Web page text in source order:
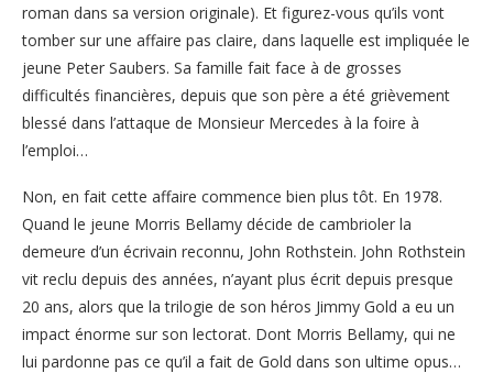
roman dans sa version originale). Et figurez-vous qu’ils vont
tomber sur une affaire pas claire, dans laquelle est impliquée le
jeune Peter Saubers. Sa famille fait face à de grosses
difficultés financières, depuis que son père a été grièvement
blessé dans l’attaque de Monsieur Mercedes à la foire à
l’emploi…
Non, en fait cette affaire commence bien plus tôt. En 1978.
Quand le jeune Morris Bellamy décide de cambrioler la
demeure d’un écrivain reconnu, John Rothstein. John Rothstein
vit reclu depuis des années, n’ayant plus écrit depuis presque
20 ans, alors que la trilogie de son héros Jimmy Gold a eu un
impact énorme sur son lectorat. Dont Morris Bellamy, qui ne
lui pardonne pas ce qu’il a fait de Gold dans son ultime opus…